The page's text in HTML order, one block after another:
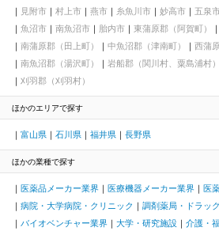
見附市
村上市 燕市 糸魚川市 妙高市 五泉市
魚沼市
南魚沼市 胎内市 東蒲原郡（阿賀町）
南蒲原郡（田上町）
中魚沼郡（津南町）
西蒲
南魚沼郡（湯沢町）
岩船郡（関川村、粟島浦村）
刈羽郡（刈羽村）
ほかのエリアで探す
富山県 石川県 福井県 長野県
ほかの業種で探す
医薬品メーカー業界 医療機器メーカー業界 医
病院・大学病院・クリニック
調剤薬局・ドラッ
バイオベンチャー業界
大学・研究施設
介護・